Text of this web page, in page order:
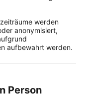
werden
anonymisiert,
aufbewahrt werden.
Person